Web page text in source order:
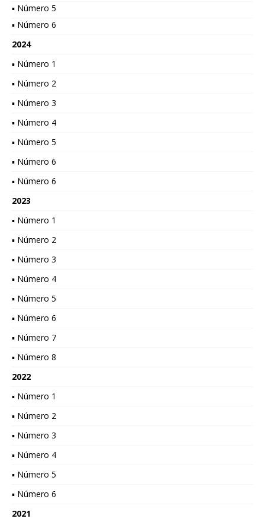
▪ Número 5
▪ Número 6
2024
▪ Número 1
▪ Número 2
▪ Número 3
▪ Número 4
▪ Número 5
▪ Número 6
▪ Número 6
2023
▪ Número 1
▪ Número 2
▪ Número 3
▪ Número 4
▪ Número 5
▪ Número 6
▪ Número 7
▪ Número 8
2022
▪ Número 1
▪ Número 2
▪ Número 3
▪ Número 4
▪ Número 5
▪ Número 6
2021